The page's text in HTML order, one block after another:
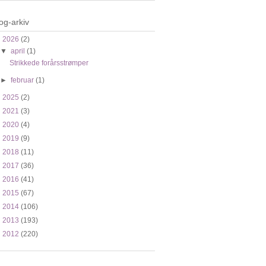
arkiv
2026 (2)
▼april(1)
Strikkede forårsstrømper
►februar(1)
2025 (2)
2021 (3)
2020 (4)
2019 (9)
2018 (11)
2017 (36)
2016 (41)
2015 (67)
2014 (106)
2013 (193)
2012 (220)